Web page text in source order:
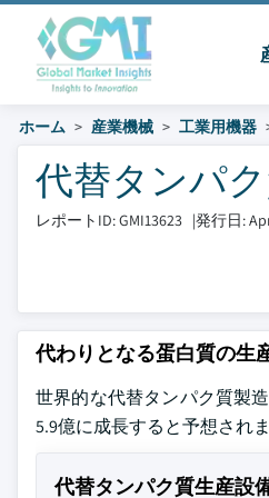
ホーム 産業機械 工業用機器
代替タンパ
レポートID: GMI13623 |発行日:
代わりとなる蛋白質の生
世界的な代替タンパク質製
5.9億に成長すると予想されま
代替タンパク質生産設